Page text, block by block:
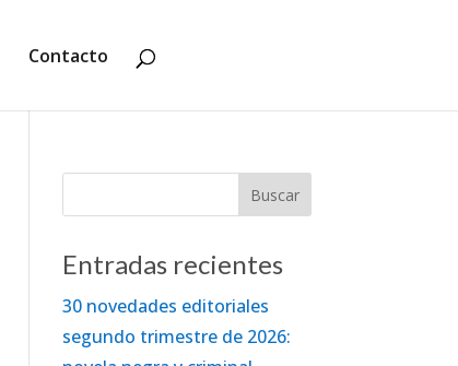
Contacto
Entradas recientes
30 novedades editoriales
segundo trimestre de 2026: